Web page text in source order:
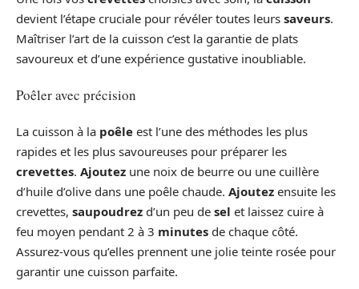
devient l’étape cruciale pour révéler toutes leurs saveurs.
Maîtriser l’art de la cuisson c’est la garantie de plats
savoureux et d’une expérience gustative inoubliable.
Poêler avec précision
La cuisson à la poêle est l’une des méthodes les plus
rapides et les plus savoureuses pour préparer les
crevettes. Ajoutez une noix de beurre ou une cuillère
d’huile d’olive dans une poêle chaude. Ajoutez ensuite les
crevettes, saupoudrez d’un peu de sel et laissez cuire à
feu moyen pendant 2 à 3 minutes de chaque côté.
Assurez-vous qu’elles prennent une jolie teinte rosée pour
garantir une cuisson parfaite.